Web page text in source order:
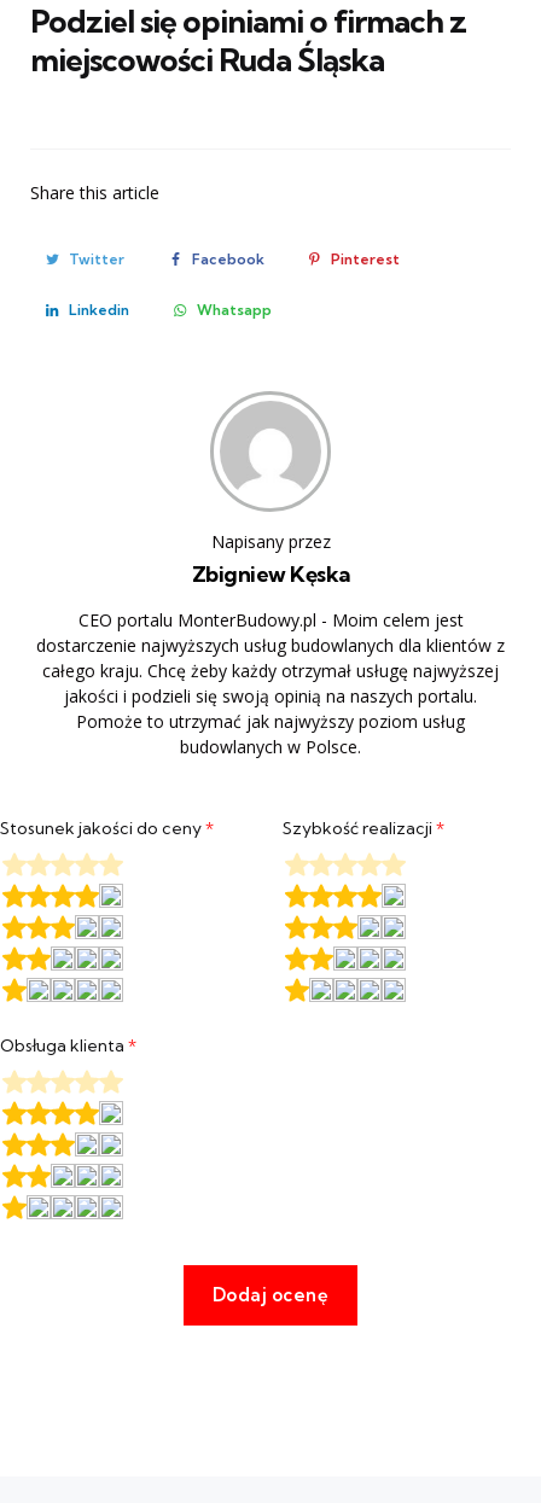
Podziel się opiniami o firmach z
miejscowości Ruda Śląska
Share this article
Twitter Facebook Pinterest
Linkedin Whatsapp
Napisany przez
Zbigniew Kęska
CEO portalu MonterBudowy.pl - Moim celem jest
dostarczenie najwyższych usług budowlanych dla klientów z
całego kraju. Chcę żeby każdy otrzymał usługę najwyższej
jakości i podzieli się swoją opinią na naszych portalu.
Pomoże to utrzymać jak najwyższy poziom usług
budowlanych w Polsce.
Stosunek jakości do ceny* Szybkość realizacji*
Obsługa klienta *